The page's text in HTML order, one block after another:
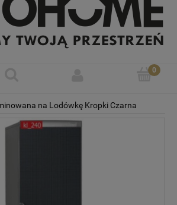
na Lodówkę Kropki Czarna